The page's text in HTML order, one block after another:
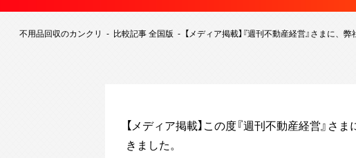
不用品回収のカンクリ 比較記事 全国版 【メディア掲載】『週刊不動産経営』さまに
【メディア掲載】この度『週刊不動産経営』
きました。